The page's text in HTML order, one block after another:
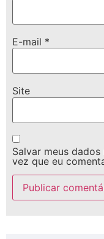
E-mail *
Site
Salvar meus
vez que eu